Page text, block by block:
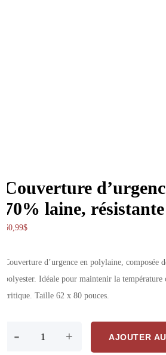
Couverture
70% laine,
60,99$
Couverture d’urgence en polylaine, composée
polyester. Idéale pour maintenir la
critique. Taille 62 x 80 pouces.
- + AJOUTER